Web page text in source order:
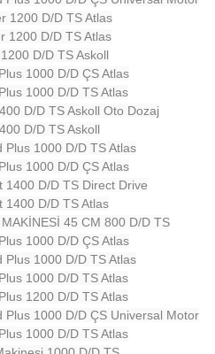
1200 D/D TS Atlas
1200 D/D TS Atlas
D/D TS Askoll
1000 D/D ÇS Atlas
1000 D/D TS Atlas
D/D TS Askoll Oto Dozaj
D/D TS Askoll
Plus 1000 D/D TS Atlas
1000 D/D ÇS Atlas
1400 D/D TS Direct Drive
1400 D/D TS Atlas
45 CM 800 D/D TS
1000 D/D ÇS Atlas
Plus 1000 D/D TS Atlas
1000 D/D TS Atlas
1200 D/D TS Atlas
Plus 1000 D/D ÇS Universal Motor
1000 D/D TS Atlas